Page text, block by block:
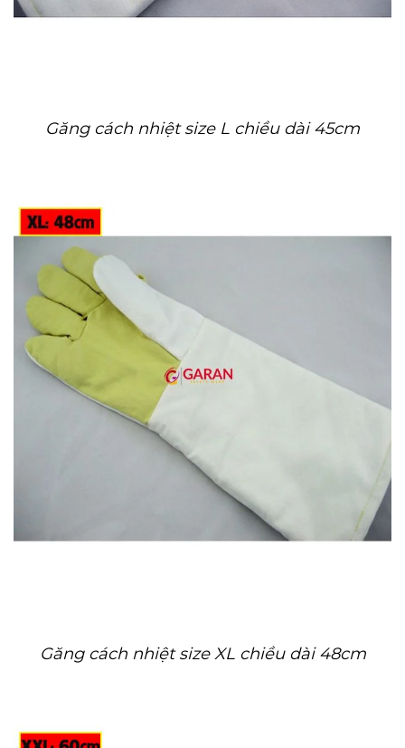
Găng cách nhiệt size L chiều dài 45cm
Găng cách nhiệt size XL chiều dài 48cm